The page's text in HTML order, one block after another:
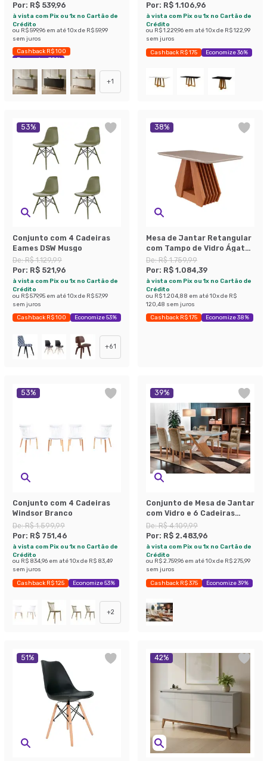
Por: R$ 539,96
à vista com Pix ou 1x no Cartão de
Crédito
ou R$ 599,96 em até10x de R$ 59,99
sem juros
Cashback R$ 100
Economize 38%
+1
Por: R$ 1.106,96
à vista com Pix ou 1x no Cartão de
Crédito
ou R$ 1.229,96 em até10x de R$ 122,99
sem juros
Cashback R$ 175 Economize 36%
53%
Conjunto com 4 Cadeiras
Eames DSW Musgo
De:R$ 1.129,99
Por: R$ 521,96
à vista com Pix ou 1x no Cartão de
Crédito
ou R$ 579,95 em até10x de R$ 57,99
sem juros
Cashback R$ 100 Economize 53%
+61
38%
Mesa de Jantar Retangular
com Tampo de Vidro Ágata
Cinamomo e Off White 130
cm
De:R$ 1.759,99
Por: R$ 1.084,39
à vista com Pix ou 1x no Cartão de
Crédito
ou R$ 1.204,88 em até10x de R$
120,48 sem juros
Cashback R$ 175 Economize 38%
53%
Conjunto com 4 Cadeiras
Windsor Branco
De:R$ 1.599,99
Por: R$ 751,46
à vista com Pix ou 1x no Cartão de
Crédito
ou R$ 834,96 em até10x de R$ 83,49
sem juros
Cashback R$ 125 Economize 53%
+2
39%
Conjunto de Mesa de Jantar
com Vidro e 6 Cadeiras
Imperatriz Suede Off White
e Chocolate
De:R$ 4.109,99
Por: R$ 2.483,96
à vista com Pix ou 1x no Cartão de
Crédito
ou R$ 2.759,96 em até10x de R$ 275,99
sem juros
Cashback R$ 375 Economize 39%
51% 42%